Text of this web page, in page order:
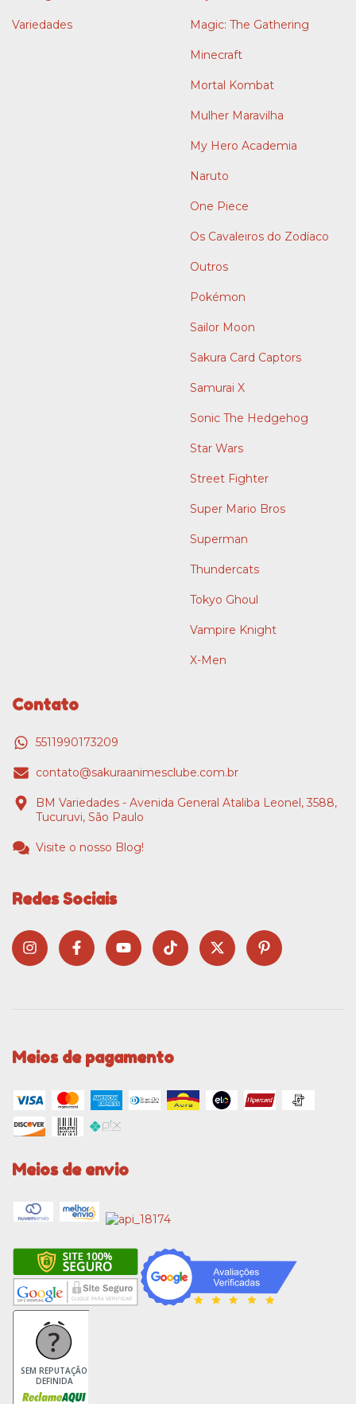
Variedades Magic: The Gathering
Minecraft
Mortal Kombat
Mulher Maravilha
My Hero Academia
Naruto
One Piece
Os Cavaleiros do Zodíaco
Outros
Pokémon
Sailor Moon
Sakura Card Captors
Samurai X
Sonic The Hedgehog
Star Wars
Street Fighter
Super Mario Bros
Superman
Thundercats
Tokyo Ghoul
Vampire Knight
X-Men
Contato
5511990173209
contato@sakuraanimesclube.com.br
BM Variedades - Avenida General Ataliba Leonel, 3588,
Tucuruvi, São Paulo
Visite o nosso Blog!
Redes Sociais
Meios de pagamento
Meios de envio
SEM REPUTAÇÃO
DEFINIDA